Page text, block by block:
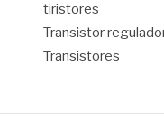
tiristores
Transistor
Transistores